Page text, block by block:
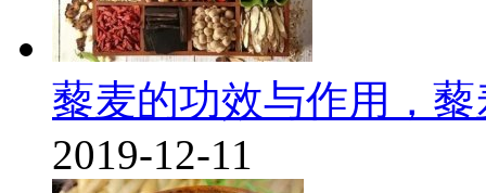
藜麦的功效与作用，
2019-12-11